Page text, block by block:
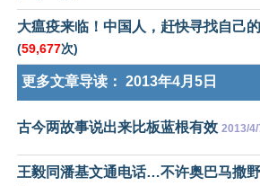
大瘟疫来临！中国人，赶快寻找自己
(59,677次)
更多文章导读： 2013年4月5日
古今两故事说出来比板蓝根有效 2013/4/
王毅同潘基文通电话…不许奥巴马撒野